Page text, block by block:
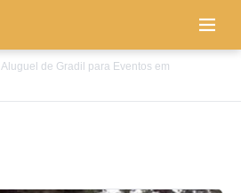
Aluguel de Gradil para Eventos em